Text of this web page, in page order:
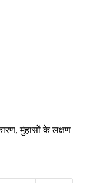
,मुंहासों के लक्षण